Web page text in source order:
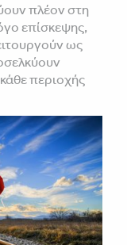
πλέον στη
επίσκεψης,
ως
περιοχής